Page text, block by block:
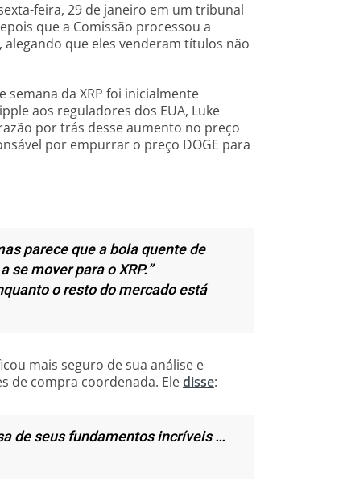
feira, 29 de janeiro em um tribunal
que a Comissão processou a
que eles venderam títulos não
da XRP foi inicialmente
aos reguladores dos EUA, Luke
por trás desse aumento no preço
por empurrar o preço DOGE para
parece que a bola quente de
se mover para o XRP.”
o resto do mercado está
mais seguro de sua análise e
de compra coordenada. Eledisse:
de seus fundamentos incríveis …